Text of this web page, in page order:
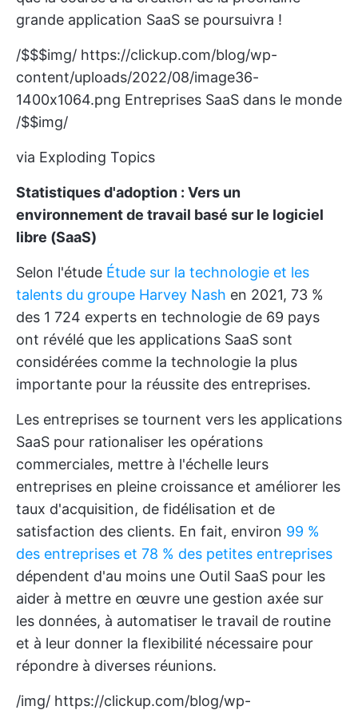
grande application SaaS se poursuivra !
/$$$img/ https://clickup.com/blog/wp-
content/uploads/2022/08/image36-
1400x1064.png Entreprises SaaS dans le monde
/$$img/
via Exploding Topics
Statistiques d'adoption : Vers un
environnement de travail basé sur le logiciel
libre (SaaS)
Selon l'étude Étude sur la technologie et les
talents du groupe Harvey Nash en 2021, 73 %
des 1 724 experts en technologie de 69 pays
ont révélé que les applications SaaS sont
considérées comme la technologie la plus
importante pour la réussite des entreprises.
Les entreprises se tournent vers les applications
SaaS pour rationaliser les opérations
commerciales, mettre à l'échelle leurs
entreprises en pleine croissance et améliorer les
taux d'acquisition, de fidélisation et de
satisfaction des clients. En fait, environ 99 %
des entreprises et 78 % des petites entreprises
dépendent d'au moins une Outil SaaS pour les
aider à mettre en œuvre une gestion axée sur
les données, à automatiser le travail de routine
et à leur donner la flexibilité nécessaire pour
répondre à diverses réunions.
/img/ https://clickup.com/blog/wp-